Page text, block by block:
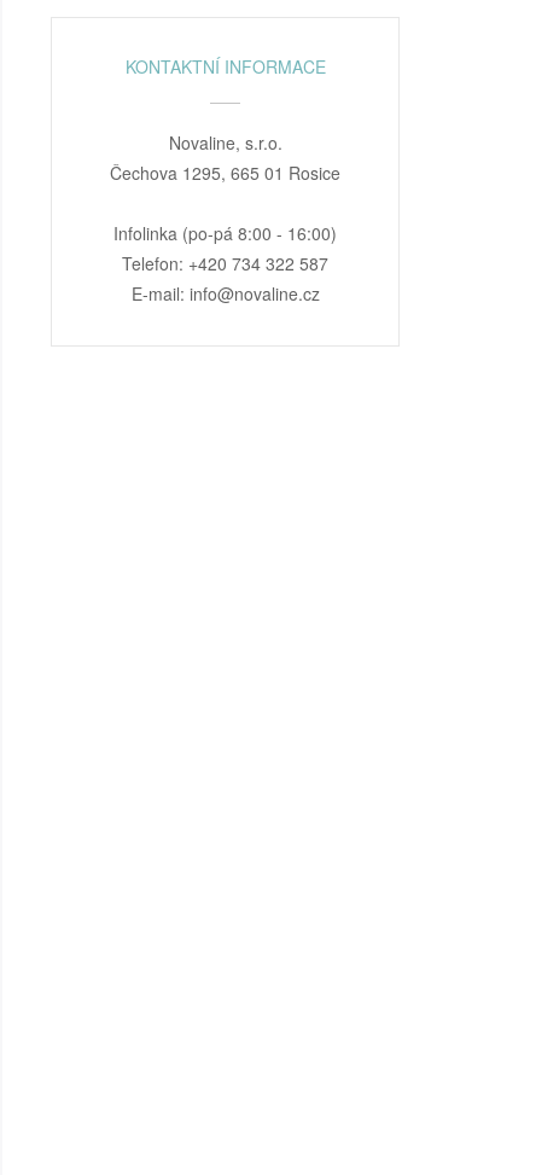
KONTAKTNÍ INFORMACE
Novaline, s.r.o.
Čechova 1295, 665 01 Rosice
Infolinka (po-pá 8:00 - 16:00)
Telefon: +420 734 322 587
E-mail: info@novaline.cz